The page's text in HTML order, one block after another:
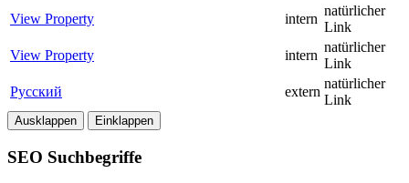
View Property
intern
natürlicher
Link
View Property
intern
natürlicher
Link
Русский
extern
natürlicher
Link
Ausklappen Einklappen
SEO Suchbegriffe